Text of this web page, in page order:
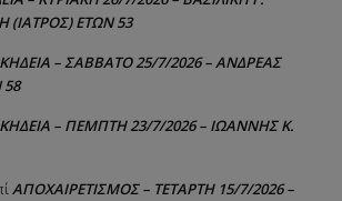
ΕΤΩΝ 53
ΚΗΔΕΙΑ – ΣΑΒΒΑΤΟ 25/7/2026 – ΑΝΔΡΕΑΣ
ΚΗΔΕΙΑ – ΠΕΜΠΤΗ 23/7/2026 – ΙΩΑΝΝΗΣ Κ.
ΑΠΟΧΑΙΡΕΤΙΣΜΟΣ – ΤΕΤΑΡΤΗ 15/7/2026 –